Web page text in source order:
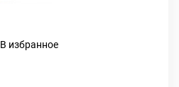
В избранное